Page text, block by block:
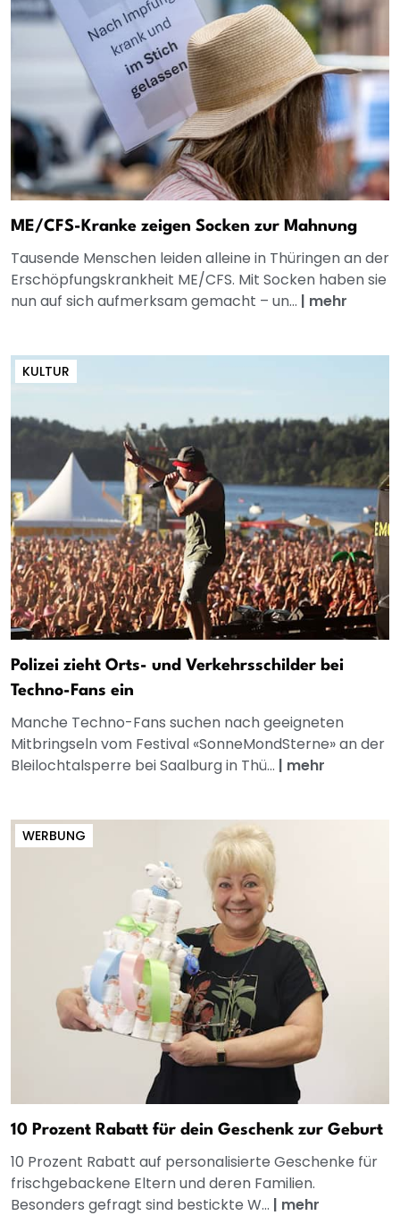
ME/CFS-Kranke zeigen Socken zur Mahnung
Tausende Menschen leiden alleine in Thüringen an der
Erschöpfungskrankheit ME/CFS. Mit Socken haben sie
nun auf sich aufmerksam gemacht – un... | mehr
KULTUR
Polizei zieht Orts- und Verkehrsschilder bei
Techno-Fans ein
Manche Techno-Fans suchen nach geeigneten
Mitbringseln vom Festival «SonneMondSterne» an der
Bleilochtalsperre bei Saalburg in Thü... | mehr
WERBUNG
10 Prozent Rabatt für dein Geschenk zur Geburt
10 Prozent Rabatt auf personalisierte Geschenke für
frischgebackene Eltern und deren Familien.
Besonders gefragt sind bestickte W... | mehr